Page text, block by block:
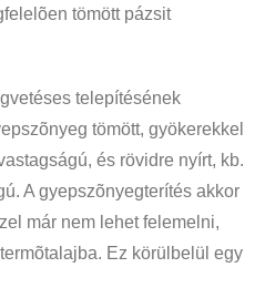
tömött pázsit
telepítésének
tömött, gyökerekkel
és rövidre nyírt, kb.
A gyepszõnyegterítés akkor
már nem lehet felemelni,
Ez körülbelül egy